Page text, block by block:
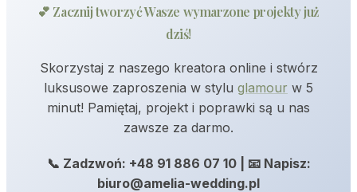
💕 Zacznij tworzyć Wasze wymarzone projekty już
dziś!
Skorzystaj z naszego kreatora online i stwórz
luksusowe zaproszenia w stylu glamour w 5
minut! Pamiętaj, projekt i poprawki są u nas
zawsze za darmo.
📞 Zadzwoń: +48 91 886 07 10 | 📧 Napisz:
biuro@amelia-wedding.pl